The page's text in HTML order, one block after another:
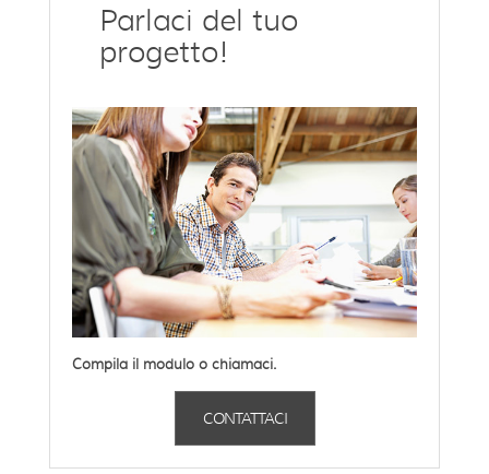
Parlaci del tuo
progetto!
Compila il modulo o chiamaci.
CONTATTACI